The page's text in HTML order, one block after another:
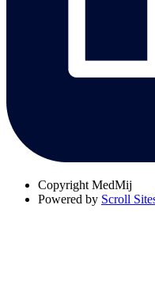
Copyright MedMij
Powered by Scroll